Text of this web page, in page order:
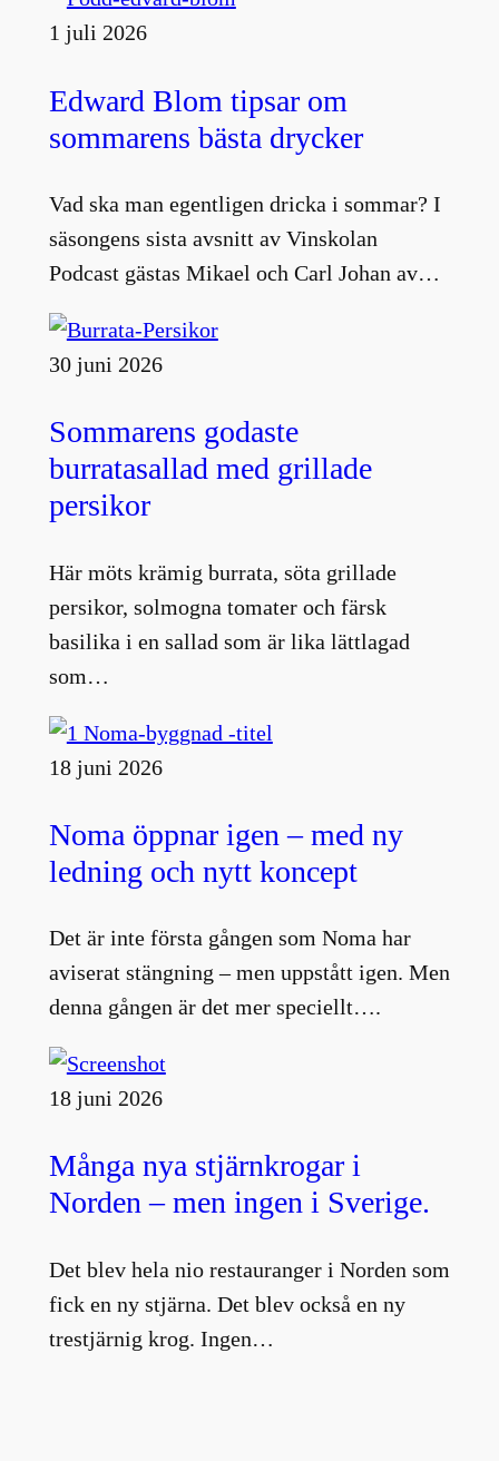
1 juli 2026
Edward Blom tipsar om
sommarens bästa drycker
Vad ska man egentligen dricka i sommar? I
säsongens sista avsnitt av Vinskolan
Podcast gästas Mikael och Carl Johan av…
30 juni 2026
Sommarens godaste
burratasallad med grillade
persikor
Här möts krämig burrata, söta grillade
persikor, solmogna tomater och färsk
basilika i en sallad som är lika lättlagad
som…
18 juni 2026
Noma öppnar igen – med ny
ledning och nytt koncept
Det är inte första gången som Noma har
aviserat stängning – men uppstått igen. Men
denna gången är det mer speciellt….
18 juni 2026
Många nya stjärnkrogar i
Norden – men ingen i Sverige.
Det blev hela nio restauranger i Norden som
fick en ny stjärna. Det blev också en ny
trestjärnig krog. Ingen…